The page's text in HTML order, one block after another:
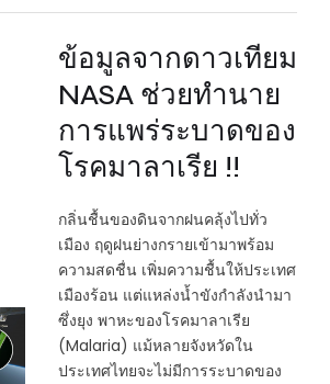
ข้อมูลจากดาวเทียม
NASA ช่วยทำนาย
การแพร่ระบาดของ
โรคมาลาเรีย !!
กลิ่นชื้นของดินจากฝนคลุ้งไปทั่ว
เมือง ฤดูฝนย่างกรายเข้ามาพร้อม
ความสดชื่น เพิ่มความชื้นให้ประเทศ
เมืองร้อน แต่แหล่งน้ำขังกำลังนำมา
ซึ่งยุง พาหะของโรคมาลาเรีย
(Malaria) แม้หลายจังหวัดใน
ประเทศไทยจะไม่มีการระบาดของ